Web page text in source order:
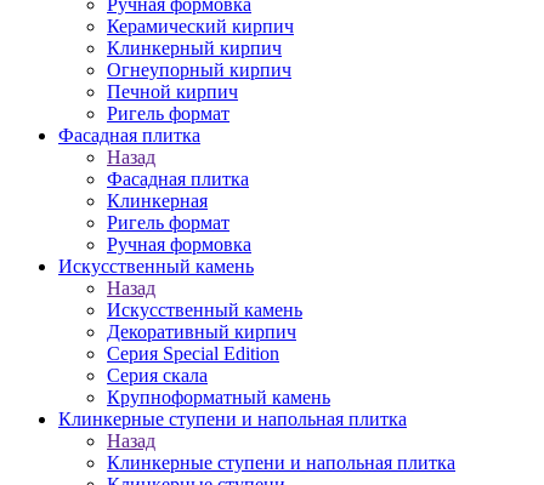
Ручная формовка
Керамический кирпич
Клинкерный кирпич
Огнеупорный кирпич
Печной кирпич
Ригель формат
Фасадная плитка
Назад
Фасадная плитка
Клинкерная
Ригель формат
Ручная формовка
Искусственный камень
Назад
Искусственный камень
Декоративный кирпич
Серия Special Edition
Серия скала
Крупноформатный камень
Клинкерные ступени и напольная плитка
Назад
Клинкерные ступени и напольная плитка